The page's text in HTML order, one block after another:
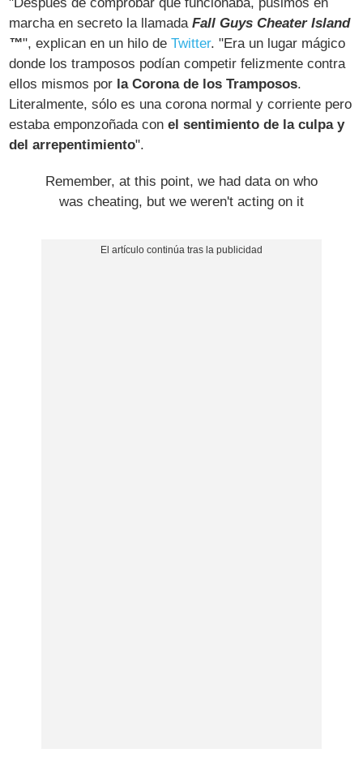
marcha en secreto la llamadaFall Guys Cheater Island
™", explican en un hilo deTwitter. "Era un lugar mágico
donde los tramposos podían competir felizmente contra
ellos mismos por la Corona de los Tramposos.
Literalmente, sólo es una corona normal y corriente pero
estaba emponzoñada conel sentimiento de la culpa y
del arrepentimiento".
Remember, at this point, we had data on who
was cheating, but we weren't acting on it